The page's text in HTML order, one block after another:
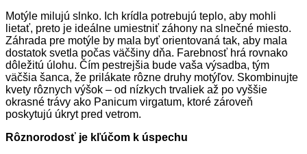
Motýle milujú slnko. Ich krídla potrebujú teplo, aby mohli
lietať, preto je ideálne umiestniť záhony na slnečné miesto.
Záhrada pre motýle by mala byť orientovaná tak, aby mala
dostatok svetla počas väčšiny dňa. Farebnosť hrá rovnako
dôležitú úlohu. Čím pestrejšia bude vaša výsadba, tým
väčšia šanca, že prilákate rôzne druhy motýľov. Skombinujte
kvety rôznych výšok – od nízkych trvaliek až po vyššie
okrasné trávy ako Panicum virgatum, ktoré zároveň
poskytujú úkryt pred vetrom.
Rôznorodosť je kľúčom k úspechu